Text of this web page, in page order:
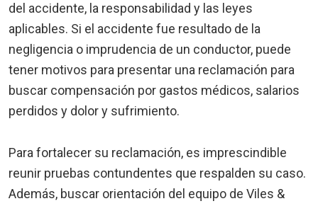
del accidente, la responsabilidad y las leyes
aplicables. Si el accidente fue resultado de la
negligencia o imprudencia de un conductor, puede
tener motivos para presentar una reclamación para
buscar compensación por gastos médicos, salarios
perdidos y dolor y sufrimiento.
Para fortalecer su reclamación, es imprescindible
reunir pruebas contundentes que respalden su caso.
Además, buscar orientación del equipo de Viles &